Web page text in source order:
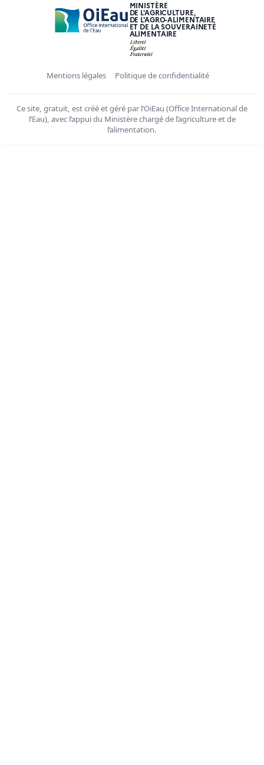
MINISTÈRE
DE L'AGRICULTURE,
DE L'AGRO-ALIMENTAIRE
ET DE LA SOUVERAINETÉ
ALIMENTAIRE
Mentions légales Politique de confidentialité
Ce site, gratuit, est créé et géré par l’OiEau (Office International de
l’Eau), avec l’appui du Ministère chargé de l’agriculture et de
l’alimentation.